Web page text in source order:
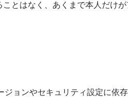
とはなく、あくまで本人だけ
ジョンやセキュリティ設定に依